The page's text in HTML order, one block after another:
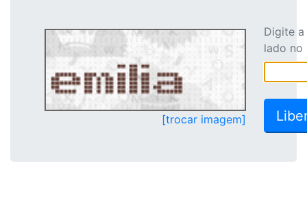
[trocar imagem]
Digite
lado no